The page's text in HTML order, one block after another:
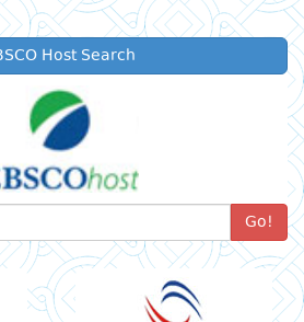
Host Search
Go!